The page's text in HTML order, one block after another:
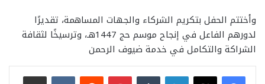
وأختتم الحفل بتكريم الشركاء والجهات المساهمة، تقديرًا
لدورهم الفاعل في إنجاح موسم حج 1447هـ، وترسيخًا لثقافة
الشراكة والتكامل في خدمة ضيوف الرحمن
لينكدإن بينتيريست
مشاركة عبر البريد